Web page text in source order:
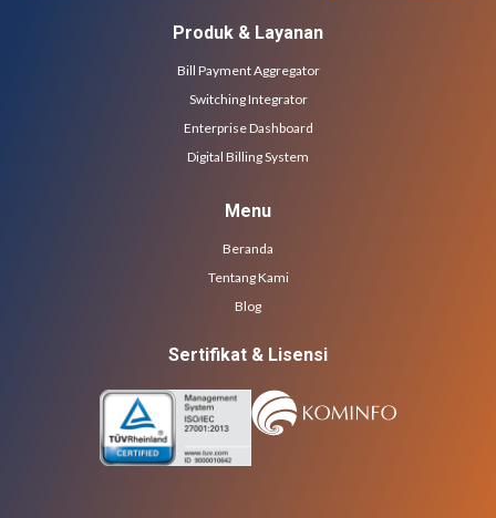
Produk & Layanan
Bill Payment Aggregator
Switching Integrator
Enterprise Dashboard
Digital Billing System
Menu
Beranda
Tentang Kami
Blog
Sertifikat & Lisensi